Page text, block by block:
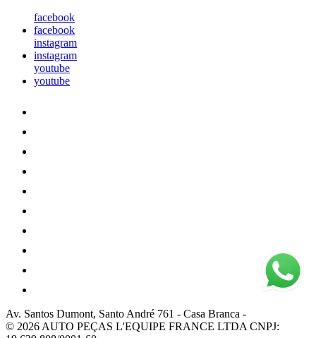
facebook
facebook
instagram
instagram
youtube
youtube
Av. Santos Dumont, Santo André 761 - Casa Branca -
© 2026 AUTO PEÇAS L'EQUIPE FRANCE LTDA CNPJ: